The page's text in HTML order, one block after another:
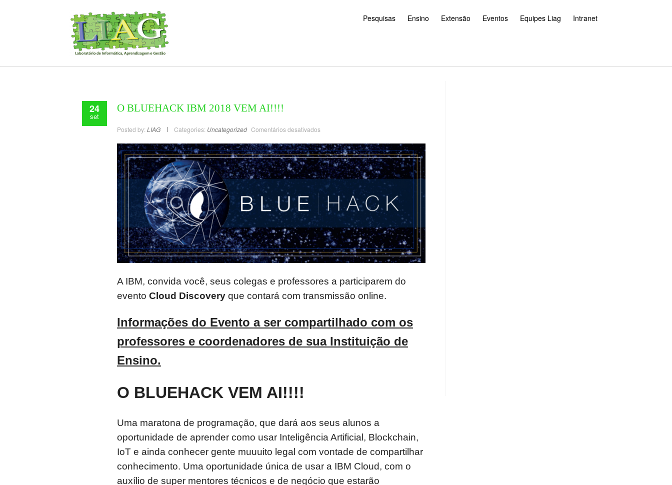
Pesquisas Ensino Extensão Eventos Equipes Liag Intranet
24
set
O BLUEHACK IBM 2018 VEM AI!!!!
Posted by: LIAG Categories: Uncategorized Comentários desativados
A IBM, convida você, seus colegas e professores a participarem do
evento Cloud Discovery que contará com transmissão online.
Informações do Evento a ser compartilhado com os
professores e coordenadores de sua Instituição de
Ensino.
O BLUEHACK VEM AI!!!!
Uma maratona de programação, que dará aos seus alunos a
oportunidade de aprender como usar Inteligência Artificial, Blockchain,
IoT e ainda conhecer gente muuuito legal com vontade de compartilhar
conhecimento. Uma oportunidade única de usar a IBM Cloud, com o
auxílio de super mentores técnicos e de negócio que estarão